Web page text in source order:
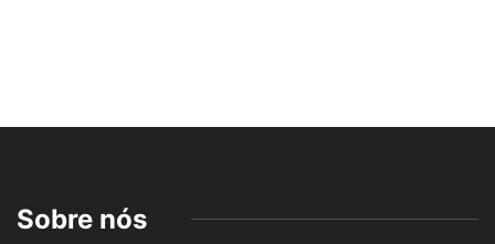
Sobre nós